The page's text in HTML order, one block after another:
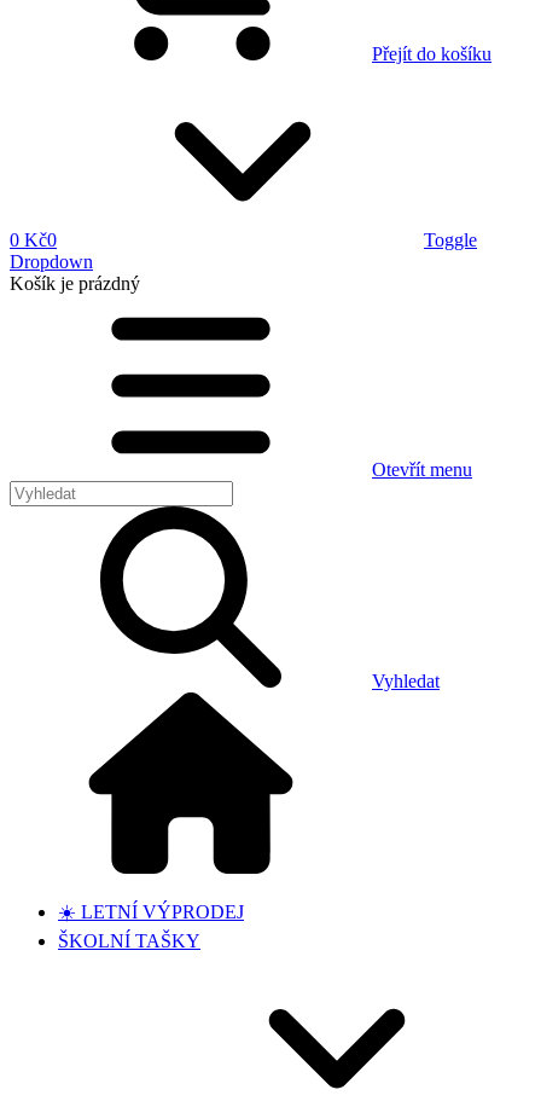
Přejít do košíku
0 Kč0
Toggle
Dropdown
Košík je prázdný
Otevřít menu
Vyhledat
☀️ LETNÍ VÝPRODEJ
ŠKOLNÍ TAŠKY